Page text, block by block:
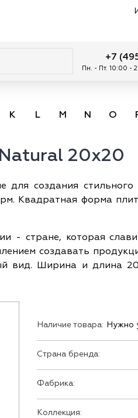
+7
Пн. - Пт. 10:00 -
K L M N O
20x20
создания стильного
Квадратная форма
- стране, которая
создавать
вид. Ширина и длина
Наличие товара: Нужно
Страна бренда:
Фабрика:
Коллекция: